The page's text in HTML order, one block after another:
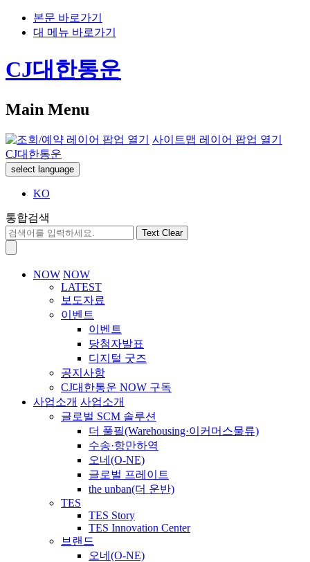
본문 바로가기
대 메뉴 바로가기
CJ대한통운
Main Menu
사이트맵 레이어 팝업 열기
CJ대한통운
select language
KO
통합검색
Text Clear
NOW NOW
LATEST
보도자료
이벤트
이벤트
당첨자발표
디지털 굿즈
공지사항
CJ대한통운 NOW 구독
사업소개 사업소개
글로벌 SCM 솔루션
더 풀필(Warehousing·이커머스물류)
수송·항만하역
오네(O-NE)
글로벌 프레이트
the unban(더 운반)
TES
TES Story
TES Innovation Center
브랜드
오네(O-NE)